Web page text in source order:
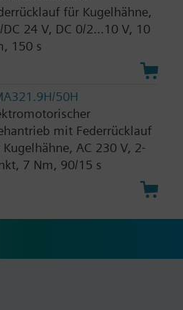
für Kugelhähne,
DC 24 V, DC 0/2...10 V, 10
150 s
50H
mit Federrücklauf
AC 230 V, 2-
7 Nm, 90/15 s